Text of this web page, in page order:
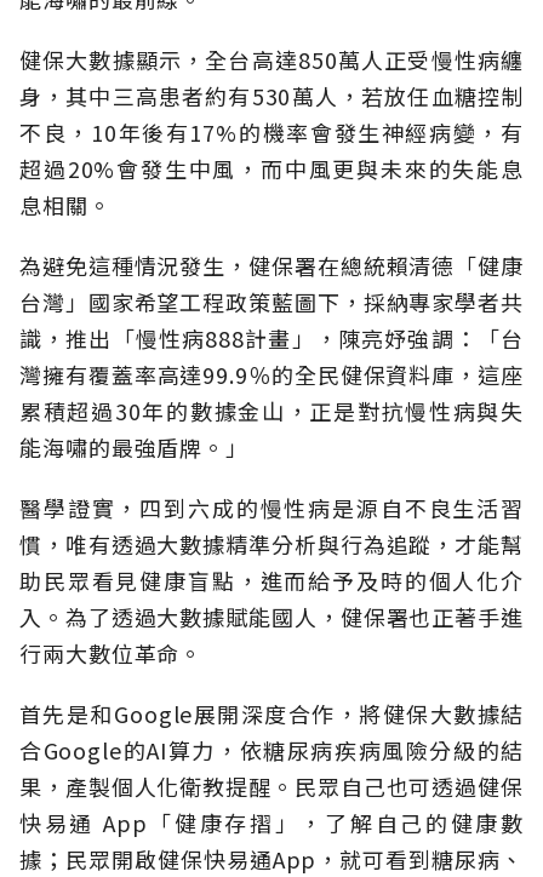
健保大數據顯示，全台高達850萬人正受慢性病纏
身，其中三高患者約有530萬人，若放任血糖控制
不良，10年後有17%的機率會發生神經病變，有
超過20%會發生中風，而中風更與未來的失能息
息相關。
為避免這種情況發生，健保署在總統賴清德「健康
台灣」國家希望工程政策藍圖下，採納專家學者共
識，推出「慢性病888計畫」，陳亮妤強調：「台
灣擁有覆蓋率高達99.9％的全民健保資料庫，這座
累積超過30年的數據金山，正是對抗慢性病與失
能海嘯的最強盾牌。」
醫學證實，四到六成的慢性病是源自不良生活習
慣，唯有透過大數據精準分析與行為追蹤，才能幫
助民眾看見健康盲點，進而給予及時的個人化介
入。為了透過大數據賦能國人，健保署也正著手進
行兩大數位革命。
首先是和Google展開深度合作，將健保大數據結
合Google的AI算力，依糖尿病疾病風險分級的結
果，產製個人化衛教提醒。民眾自己也可透過健保
快易通 App「健康存摺」，了解自己的健康數
據；民眾開啟健保快易通App，就可看到糖尿病、